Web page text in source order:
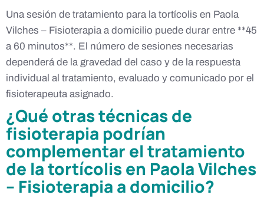
Una sesión de tratamiento para la tortícolis en Paola
Vilches – Fisioterapia a domicilio puede durar entre **45
a 60 minutos**. El número de sesiones necesarias
dependerá de la gravedad del caso y de la respuesta
individual al tratamiento, evaluado y comunicado por el
fisioterapeuta asignado.
¿Qué otras técnicas de
fisioterapia podrían
complementar el tratamiento
de la tortícolis en Paola Vilches
– Fisioterapia a domicilio?